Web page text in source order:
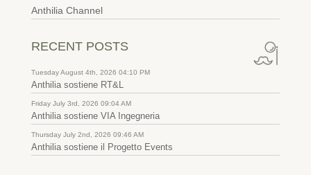
Anthilia Channel
RECENT POSTS
Tuesday August 4th, 2026 04:10 PM
Anthilia sostiene RT&L
Friday July 3rd, 2026 09:04 AM
Anthilia sostiene VIA Ingegneria
Thursday July 2nd, 2026 09:46 AM
Anthilia sostiene il Progetto Events